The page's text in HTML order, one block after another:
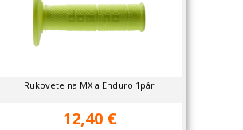
Rukovete na MX a Enduro 1pár
12,40 €